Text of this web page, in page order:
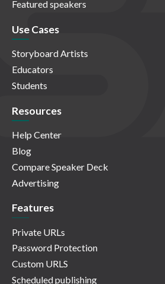
Featured speakers
Use Cases
Storyboard Artists
Educators
Students
Resources
Help Center
Blog
Compare Speaker Deck
Advertising
Features
Private URLs
Password Protection
Custom URLS
Scheduled publishing